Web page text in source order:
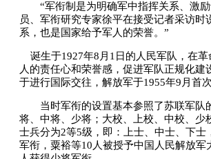
“军衔制是为明确军中指挥关系、激励
员、军衔研究专家徐平在接受记者采访
系，也是国家给予军人的荣誉。”
诞生于1927年8月1日的人民军队，在
人的责任心和荣誉感，促进军队正规化
于进行国际交往，解放军于1955年9月首
当时军衔的设置基本参照了苏联军队
将、中将、少将；大校、上校、中校、
士兵分为2等5级，即：上士、中士、下
军衔，粟裕等10人被授予中国人民解放